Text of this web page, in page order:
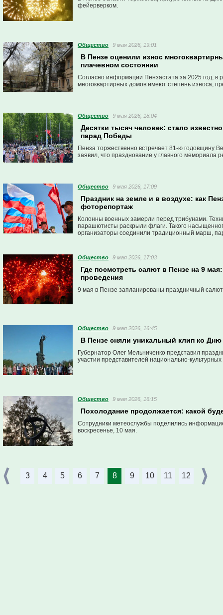
фейерверком.
Общество 9 мая 2026, 19:01
В Пензе оценили износ
плачевном состоянии
Согласно информации Пензастата за 2025 год, в
многоквартирных домов имеют степень износа,
Общество 9 мая 2026, 18:04
Десятки тысяч человек: стало
парад Победы
Пенза торжественно встречает 81-ю годовщину
заявил, что празднование у главного мемориала
Общество 9 мая 2026, 17:09
Праздник на земле и в воздухе: как
фоторепортаж
Колонны военных замерли перед трибунами.
парашютисты раскрыли флаги. Такого
организаторы соединили традиционный марш,
Общество 9 мая 2026, 17:03
Где посмотреть салют в Пензе на 9
проведения
9 мая в Пензе запланированы праздничный
Общество 9 мая 2026, 16:45
В Пензе сняли уникальный клип ко
Губернатор Олег Мельниченко представил
участии представителей национально-
Общество 9 мая 2026, 16:15
Похолодание продолжается: какой
Сотрудники метеослужбы поделились
воскресенье, 10 мая.
3 4 5 6 7 8 9 10 11 12